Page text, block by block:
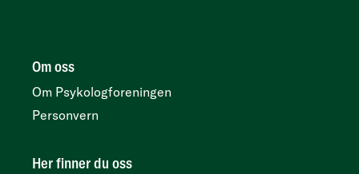
Om oss
Om Psykologforeningen
Personvern
Her finner du oss